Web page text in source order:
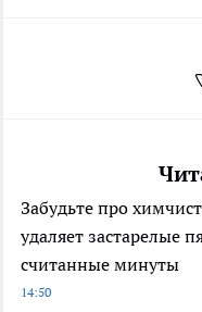
Забудьте про
удаляет застарелые
считанные минуты
14:50